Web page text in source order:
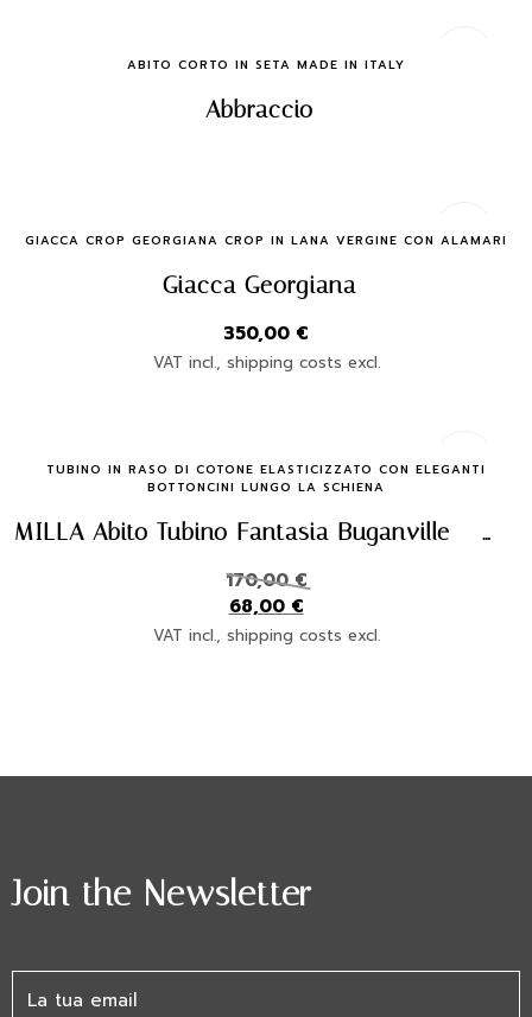
Quick Buy
ABITO CORTO IN SETA MADE IN ITALY
Abbraccio
Quick Buy
GIACCA CROP GEORGIANA CROP IN LANA VERGINE CON ALAMARI
Giacca Georgiana
350,00 €
VAT incl., shipping costs excl.
Quick Buy
TUBINO IN RASO DI COTONE ELASTICIZZATO CON ELEGANTI
BOTTONCINI LUNGO LA SCHIENA
MILLA Abito Tubino Fantasia Buganville – Eleganza Made in Italy
170,00€
68,00 €
VAT incl., shipping costs excl.
Join the Newsletter